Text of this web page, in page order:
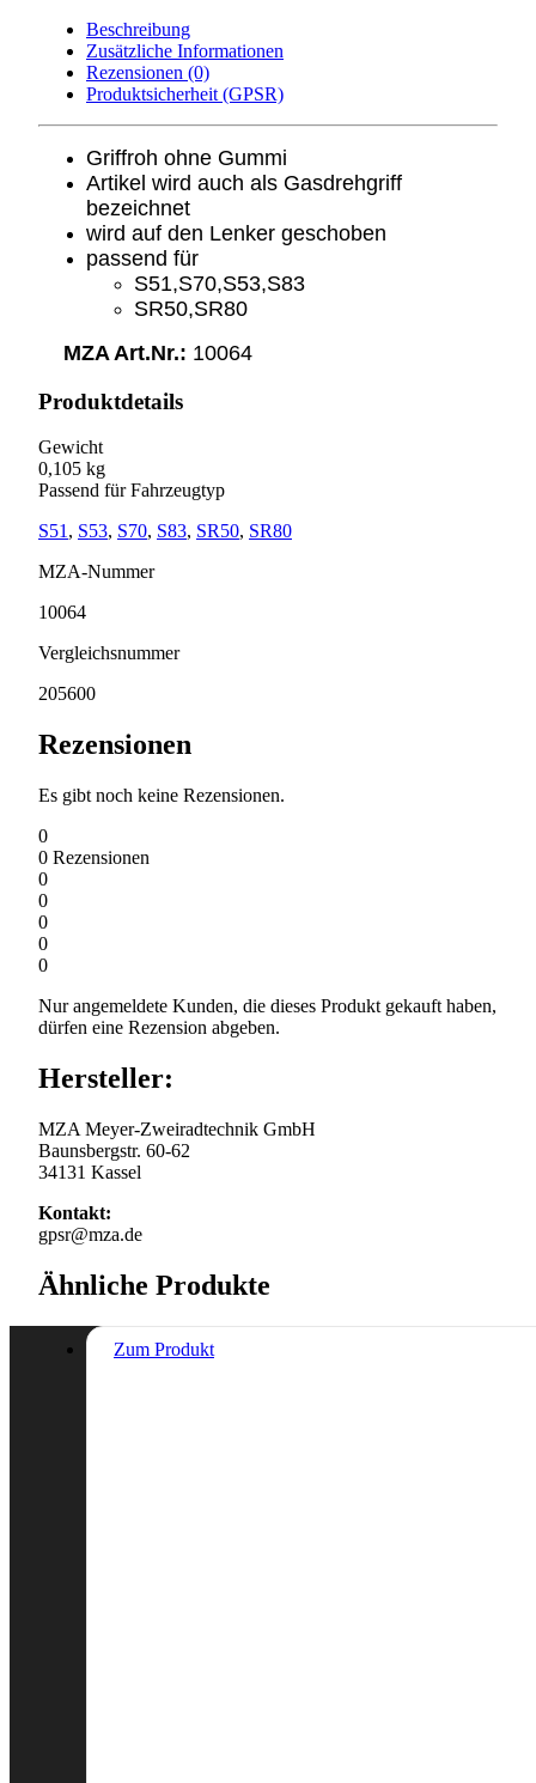
Beschreibung
Zusätzliche Informationen
Rezensionen (0)
Produktsicherheit (GPSR)
Griffroh ohne Gummi
Artikel wird auch als Gasdrehgriff
bezeichnet
wird auf den Lenker geschoben
passend für
S51,S70,S53,S83
SR50,SR80
MZA Art.Nr.: 10064
Produktdetails
Gewicht
0,105 kg
Passend für Fahrzeugtyp
S51 , S53, S70, S83, SR50, SR80
MZA-Nummer
10064
Vergleichsnummer
205600
Rezensionen
Es gibt noch keine Rezensionen.
0
0 Rezensionen
0
0
0
0
0
Nur angemeldete Kunden, die dieses Produkt gekauft haben,
dürfen eine Rezension abgeben.
Hersteller:
MZA Meyer-Zweiradtechnik GmbH
Baunsbergstr. 60-62
34131 Kassel
Kontakt:
gpsr@mza.de
Ähnliche Produkte
Zum Produkt